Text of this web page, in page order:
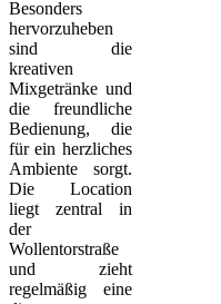
Besonders
hervorzuheben
sind die
kreativen
Mixgetränke und
die freundliche
Bedienung, die
für ein herzliches
Ambiente sorgt.
Die Location
liegt zentral in
der
Wollentorstraße
und zieht
regelmäßig eine